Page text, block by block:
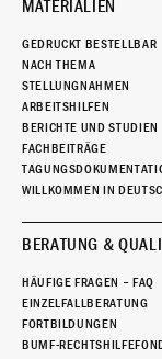
MATERIALIEN
GEDRUCKT BESTELLBAR
NACH THEMA
STELLUNGNAHMEN
ARBEITSHILFEN
BERICHTE UND STUDIEN
FACHBEITRÄGE
WILLKOMMEN IN
BERATUNG &
HÄUFIGE FRAGEN – FAQ
EINZELFALLBERATUNG
FORTBILDUNGEN
BUMF-